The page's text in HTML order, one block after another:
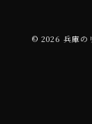
© 2026 兵庫の